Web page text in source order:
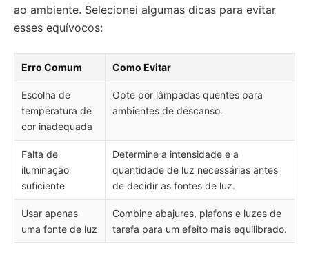
ao ambiente. Selecionei algumas dicas para evitar
esses equívocos:
Erro Comum Como Evitar
Escolha de
temperatura de
cor inadequada
Opte por lâmpadas quentes para
ambientes de descanso.
Falta de
iluminação
suficiente
Determine a intensidade e a
quantidade de luz necessárias antes
de decidir as fontes de luz.
Usar apenas
uma fonte de luz
Combine abajures, plafons e luzes de
tarefa para um efeito mais equilibrado.